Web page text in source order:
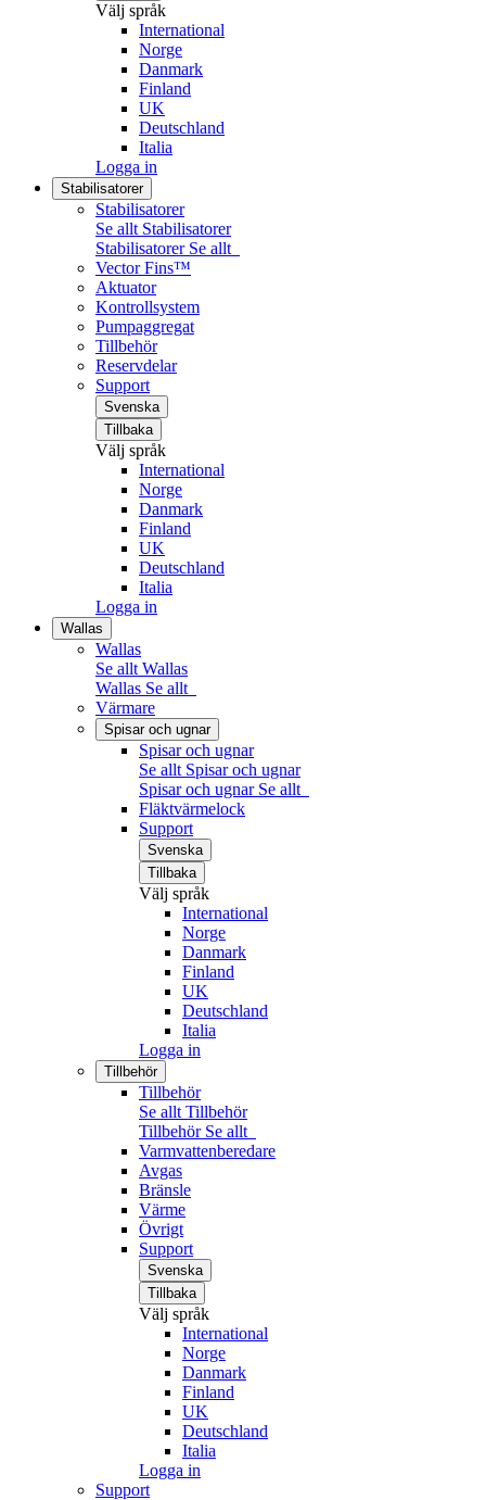
Välj språk
International
Norge
Danmark
Finland
UK
Deutschland
Italia
Logga in
Stabilisatorer
Stabilisatorer
Se allt Stabilisatorer
Stabilisatorer Se allt
Vector Fins™
Aktuator
Kontrollsystem
Pumpaggregat
Tillbehör
Reservdelar
Support
Svenska
Tillbaka
Välj språk
International
Norge
Danmark
Finland
UK
Deutschland
Italia
Logga in
Wallas
Wallas
Se allt Wallas
Wallas Se allt
Värmare
Spisar och ugnar
Spisar och ugnar
Se allt Spisar och ugnar
Spisar och ugnar Se allt
Fläktvärmelock
Support
Svenska
Tillbaka
Välj språk
International
Norge
Danmark
Finland
UK
Deutschland
Italia
Logga in
Tillbehör
Tillbehör
Se allt Tillbehör
Tillbehör Se allt
Varmvattenberedare
Avgas
Bränsle
Värme
Övrigt
Support
Svenska
Tillbaka
Välj språk
International
Norge
Danmark
Finland
UK
Deutschland
Italia
Logga in
Support